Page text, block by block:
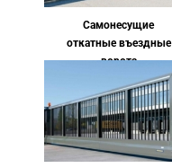
Самонесущие
откатные въездные
ворота